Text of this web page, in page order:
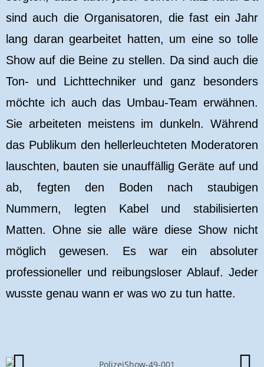
sind auch die Organisatoren, die fast ein Jahr
lang daran gearbeitet hatten, um eine so tolle
Show auf die Beine zu stellen. Da sind auch die
Ton- und Lichttechniker und ganz besonders
möchte ich auch das Umbau-Team erwähnen.
Sie arbeiteten meistens im dunkeln. Während
das Publikum den hellerleuchteten Moderatoren
lauschten, bauten sie unauffällig Geräte auf und
ab, fegten den Boden nach staubigen
Nummern, legten Kabel und stabilisierten
Matten. Ohne sie alle wäre diese Show nicht
möglich gewesen. Es war ein absoluter
professioneller und reibungsloser Ablauf. Jeder
wusste genau wann er was wo zu tun hatte.